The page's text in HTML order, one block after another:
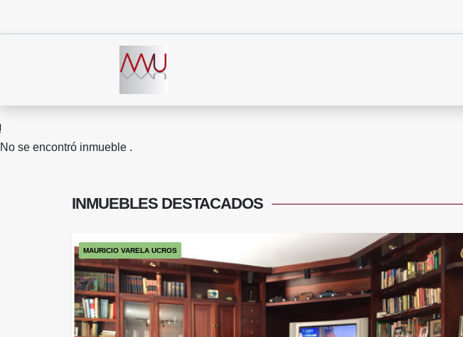
No se encontró inmueble .
INMUEBLES DESTACADOS
MAURICIO VARELA UCROS